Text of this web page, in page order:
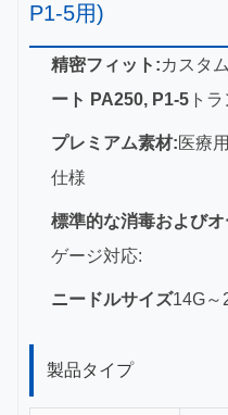
P1-5用)
精密フィット:カスタ
ート PA250, P1-5 ト
プレミアム素材:医療
仕様
標準的な消毒およびオ
ゲージ対応:
ニードルサイズ14G～
製品タイプ